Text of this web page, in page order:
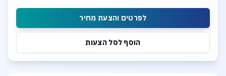
לפרטים והצעת מחיר
הוסף לסל הצעות